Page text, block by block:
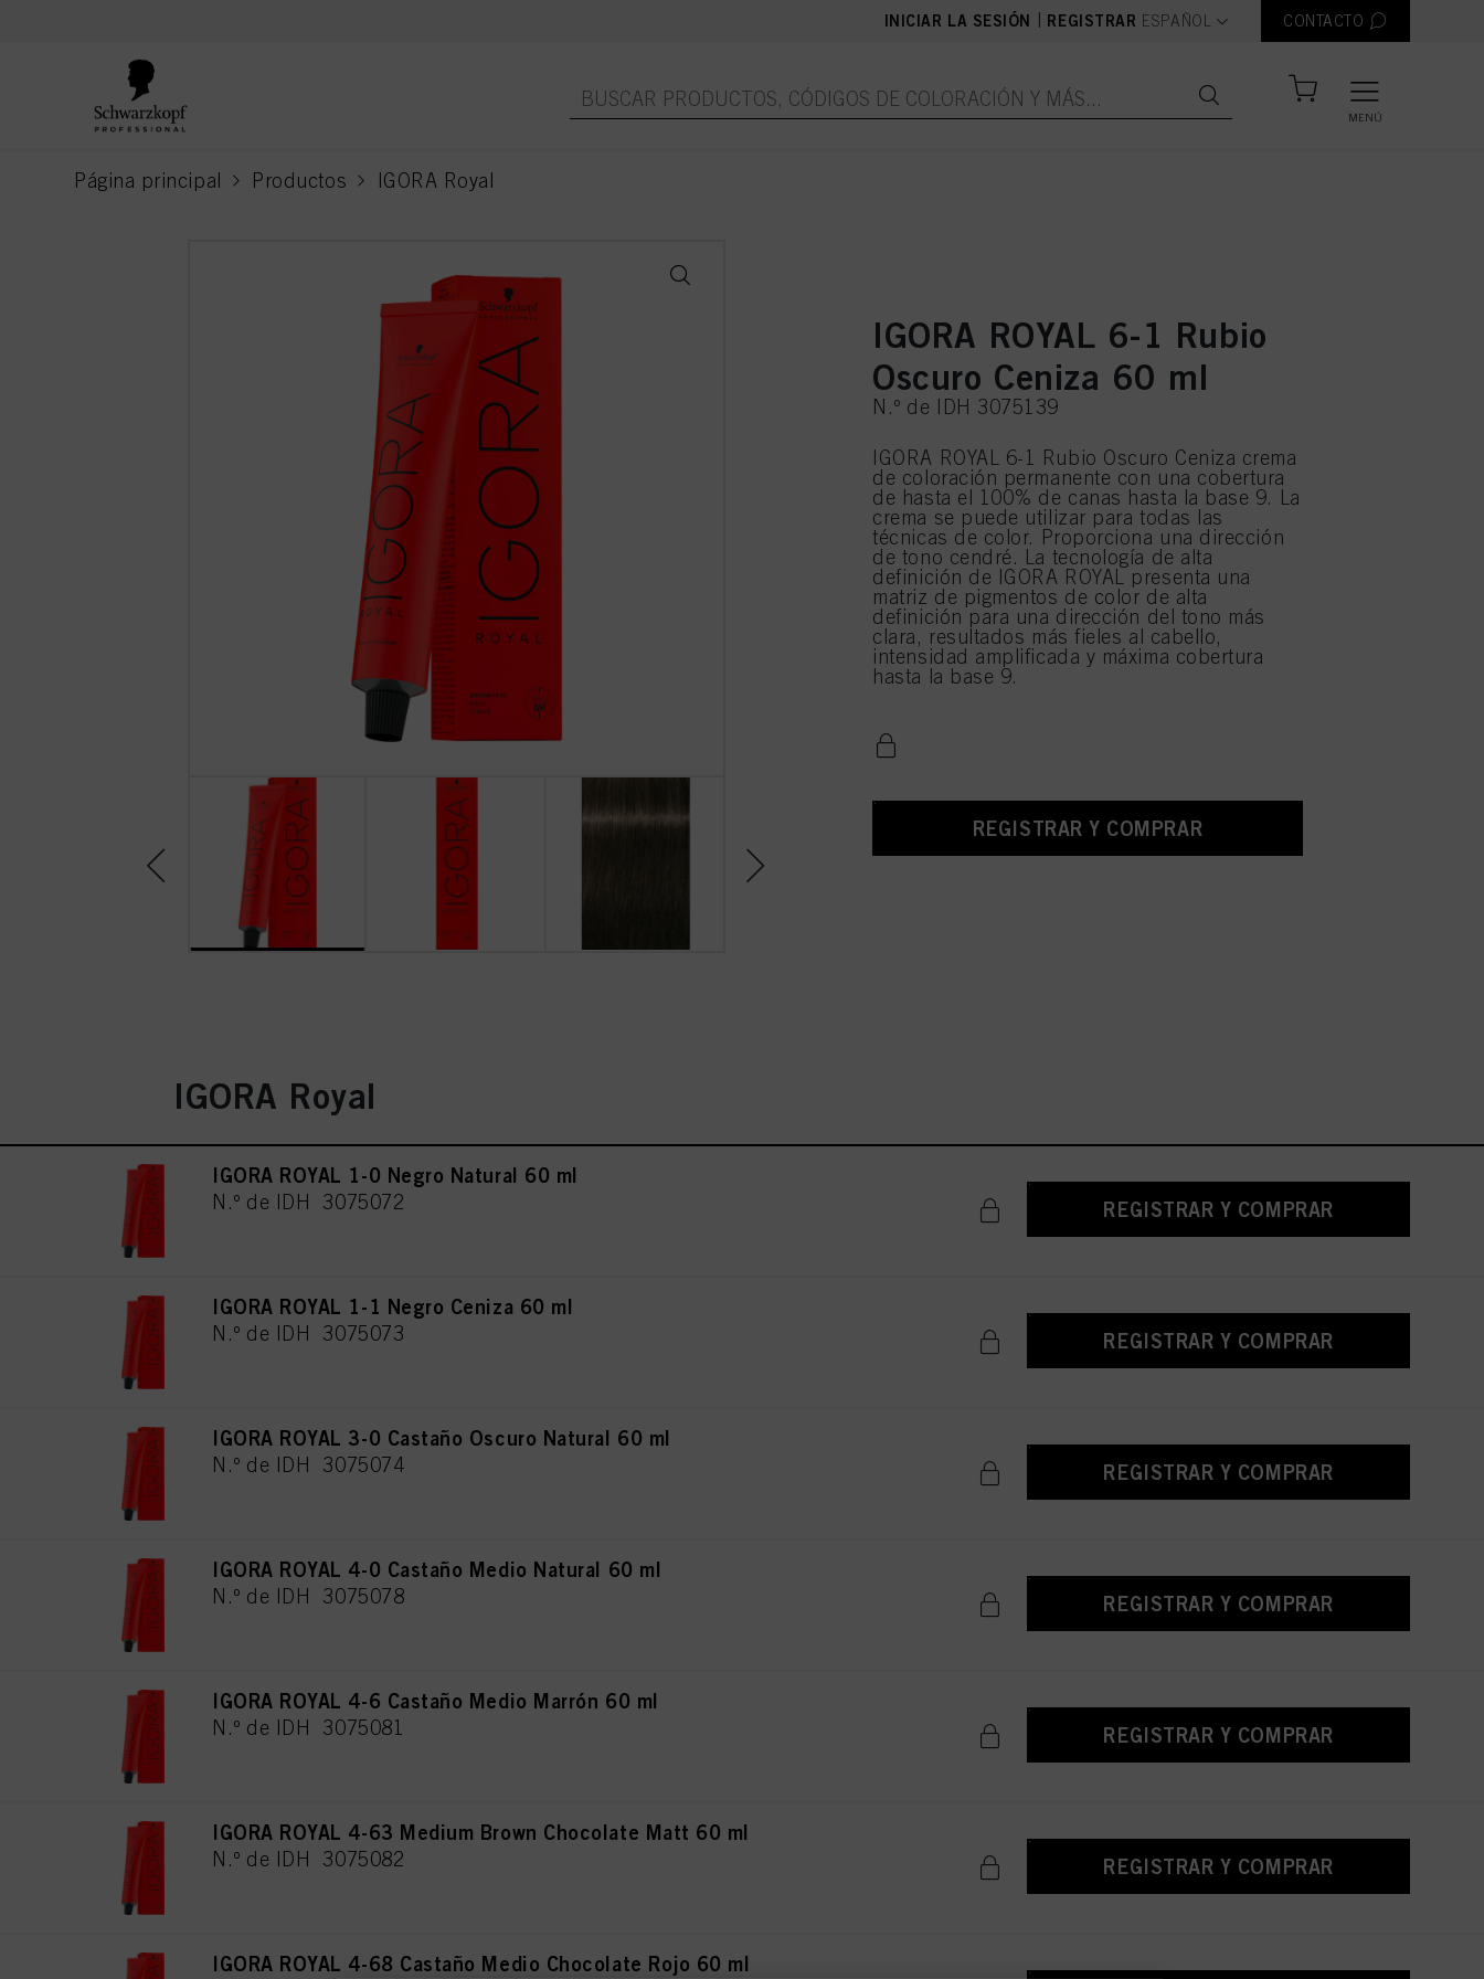
INICIAR LA SESIÓN REGISTRAR text.language
ESPAÑOL CONTACTO
MENÚ
Página principal Productos IGORA Royal
current page
IGORA ROYAL 6-1 Rubio
Oscuro Ceniza 60 ml
N.º de IDH 3075139
IGORA ROYAL 6-1 Rubio Oscuro Ceniza crema
de coloración permanente con una cobertura
de hasta el 100% de canas hasta la base 9. La
crema se puede utilizar para todas las
técnicas de color. Proporciona una dirección
de tono cendré. La tecnología de alta
definición de IGORA ROYAL presenta una
matriz de pigmentos de color de alta
definición para una dirección del tono más
clara, resultados más fieles al cabello,
intensidad amplificada y máxima cobertura
hasta la base 9.
REGISTRAR Y COMPRAR
IGORA Royal
IGORA ROYAL 1-0 Negro Natural 60 ml
N.º de IDH 3075072 REGISTRAR Y COMPRAR
IGORA ROYAL 1-1 Negro Ceniza 60 ml
N.º de IDH 3075073 REGISTRAR Y COMPRAR
IGORA ROYAL 3-0 Castaño Oscuro Natural 60 ml
N.º de IDH 3075074 REGISTRAR Y COMPRAR
IGORA ROYAL 4-0 Castaño Medio Natural 60 ml
N.º de IDH 3075078 REGISTRAR Y COMPRAR
IGORA ROYAL 4-6 Castaño Medio Marrón 60 ml
N.º de IDH 3075081 REGISTRAR Y COMPRAR
IGORA ROYAL 4-63 Medium Brown Chocolate Matt 60 ml
N.º de IDH 3075082 REGISTRAR Y COMPRAR
IGORA ROYAL 4-68 Castaño Medio Chocolate Rojo 60 ml